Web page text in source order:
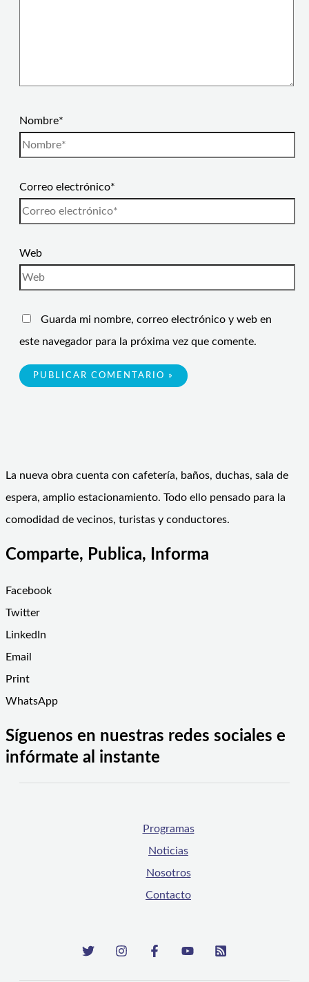
Nombre*
Correo electrónico*
Web
Guarda mi nombre, correo electrónico y web en
este navegador para la próxima vez que comente.
La nueva obra cuenta con cafetería, baños, duchas, sala de
espera, amplio estacionamiento. Todo ello pensado para la
comodidad de vecinos, turistas y conductores.
Comparte, Publica, Informa
Facebook
Twitter
LinkedIn
Email
Print
WhatsApp
Síguenos en nuestras redes sociales e
infórmate al instante
Programas
Noticias
Nosotros
Contacto